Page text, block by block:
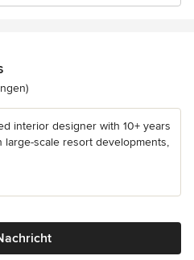
4.8 von 5 Sternen
interior designer with 10+ years
scale resort developments,